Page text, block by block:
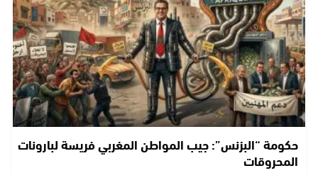
حكومة “البزنس”: جيب المواطن المغربي فريسة لبارونات
المحروقات